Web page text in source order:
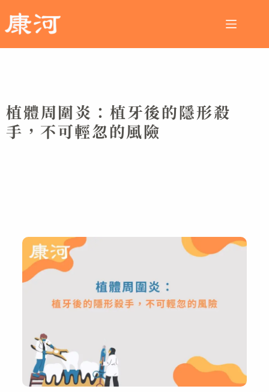
植體周圍炎：植牙後的隱形殺
手，不可輕忽的風險